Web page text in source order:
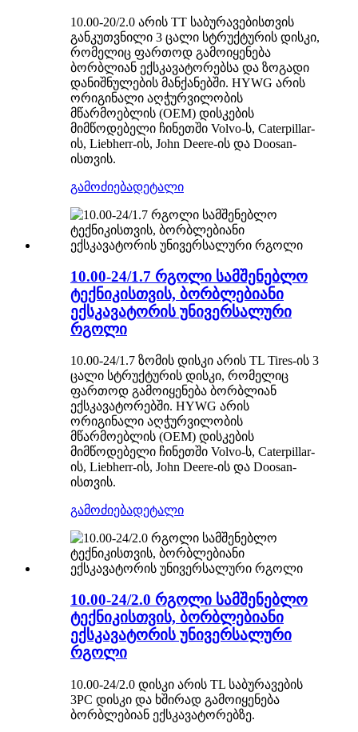
10.00-20/2.0 არის TT საბურავებისთვის
განკუთვნილი 3 ცალი სტრუქტურის დისკი,
რომელიც ფართოდ გამოიყენება
ბორბლიან ექსკავატორებსა და ზოგადი
დანიშნულების მანქანებში. HYWG არის
ორიგინალი აღჭურვილობის
მწარმოებლის (OEM) დისკების
მიმწოდებელი ჩინეთში Volvo-ს, Caterpillar-
ის, Liebherr-ის, John Deere-ის და Doosan-
ისთვის.
გამოძიებადეტალი
10.00-24/1.7 რგოლი სამშენებლო
ტექნიკისთვის, ბორბლებიანი
ექსკავატორის უნივერსალური
რგოლი
10.00-24/1.7 ზომის დისკი არის TL Tires-ის 3
ცალი სტრუქტურის დისკი, რომელიც
ფართოდ გამოიყენება ბორბლიან
ექსკავატორებში. HYWG არის
ორიგინალი აღჭურვილობის
მწარმოებლის (OEM) დისკების
მიმწოდებელი ჩინეთში Volvo-ს, Caterpillar-
ის, Liebherr-ის, John Deere-ის და Doosan-
ისთვის.
გამოძიებადეტალი
10.00-24/2.0 რგოლი სამშენებლო
ტექნიკისთვის, ბორბლებიანი
ექსკავატორის უნივერსალური
რგოლი
10.00-24/2.0 დისკი არის TL საბურავების
3PC დისკი და ხშირად გამოიყენება
ბორბლებიან ექსკავატორებზე.